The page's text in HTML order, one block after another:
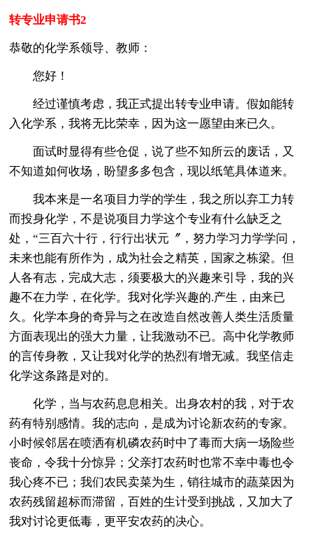
转专业申请书2
恭敬的化学系领导、教师：
您好！
经过谨慎考虑，我正式提出转专业申请。假如能转
入化学系，我将无比荣幸，因为这一愿望由来已久。
面试时显得有些仓促，说了些不知所云的废话，又
不知道如何收场，盼望多多包含，现以纸笔具体道来。
我本来是一名项目力学的学生，我之所以弃工力转
而投身化学，不是说项目力学这个专业有什么缺乏之
处，“三百六十行，行行出状元〞，努力学习力学学问，
未来也能有所作为，成为社会之精英，国家之栋梁。但
人各有志，完成大志，须要极大的兴趣来引导，我的兴
趣不在力学，在化学。我对化学兴趣的.产生，由来已
久。化学本身的奇异与之在改造自然改善人类生活质量
方面表现出的强大力量，让我激动不已。高中化学教师
的言传身教，又让我对化学的热烈有增无减。我坚信走
化学这条路是对的。
化学，当与农药息息相关。出身农村的我，对于农
药有特别感情。我的志向，是成为讨论新农药的专家。
小时候邻居在喷洒有机磷农药时中了毒而大病一场险些
丧命，令我十分惊异；父亲打农药时也常不幸中毒也令
我心疼不已；我们农民卖菜为生，销往城市的蔬菜因为
农药残留超标而滞留，百姓的生计受到挑战，又加大了
我对讨论更低毒，更平安农药的决心。